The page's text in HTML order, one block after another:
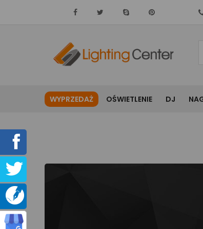
WYPRZEDAŻ OŚWIETLENIE DJ